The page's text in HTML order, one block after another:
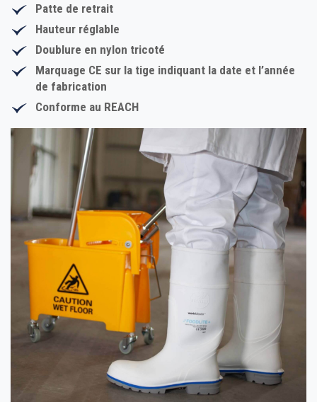
Patte de retrait
Hauteur réglable
Doublure en nylon tricoté
Marquage CE sur la tige indiquant la date et l’année
de fabrication
Conforme au REACH